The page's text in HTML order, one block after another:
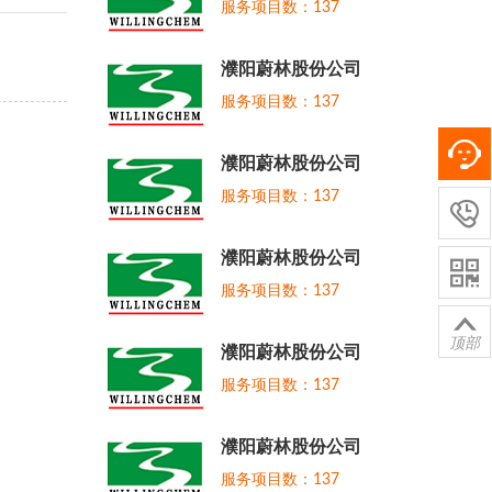
服务项目数：137
濮阳蔚林股份公司
服务项目数：137
濮阳蔚林股份公司
服务项目数：137
濮阳蔚林股份公司
服务项目数：137
濮阳蔚林股份公司
服务项目数：137
濮阳蔚林股份公司
服务项目数：137



顶部